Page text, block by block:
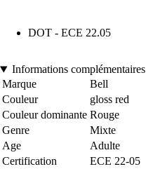
DOT - ECE 22.05
Informations complémentaires
Marque
Bell
Couleur
gloss red
Couleur dominante Rouge
Genre
Mixte
Age
Adulte
Certification
ECE 22-05